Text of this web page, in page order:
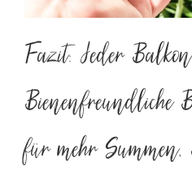
Fazit: Jeder
Bienenfreundliche
für mehr